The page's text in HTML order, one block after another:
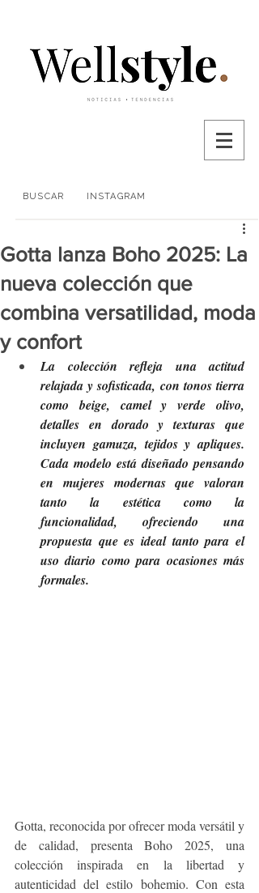
BUSCAR INSTAGRAM
Gotta lanza Boho 2025: La
nueva colección que
combina versatilidad, moda
y confort
La colección refleja una actitud
relajada y sofisticada, con tonos tierra
como beige, camel y verde olivo,
detalles en dorado y texturas que
incluyen gamuza, tejidos y apliques.
Cada modelo está diseñado pensando
en mujeres modernas que valoran
tanto la estética como la
funcionalidad, ofreciendo una
propuesta que es ideal tanto para el
uso diario como para ocasiones más
formales.
Gotta, reconocida por ofrecer moda versátil y
de calidad, presenta Boho 2025, una
colección inspirada en la libertad y
autenticidad del estilo bohemio. Con esta